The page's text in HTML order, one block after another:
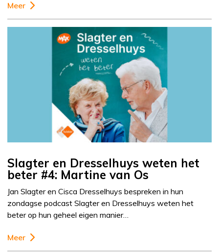
Meer
Slagter en Dresselhuys weten het
beter #4: Martine van Os
Jan Slagter en Cisca Dresselhuys bespreken in hun
zondagse podcast Slagter en Dresselhuys weten het
beter op hun geheel eigen manier…
Meer